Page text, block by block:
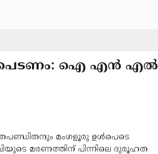
ഐ എന്‍ എല്‍
മംഗളൂരു ഉള്‍പെടെ
മരണത്തിന് പിന്നിലെ ദുരൂഹത